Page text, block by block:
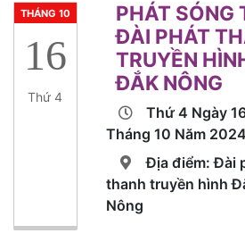
THÁNG 10
16
Thứ 4
PHÁT SÓNG
ĐÀI PHÁT
TRUYỀN
ĐẮK NÔNG
Thứ 4 Ngày
Tháng 10 Năm 2024
Địa điểm: Đài
thanh truyền hình
Nông